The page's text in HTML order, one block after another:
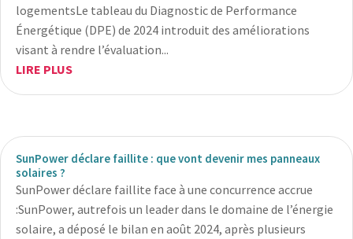
logementsLe tableau du Diagnostic de Performance
Énergétique (DPE) de 2024 introduit des améliorations
visant à rendre l’évaluation...
LIRE PLUS
SunPower déclare faillite : que vont devenir mes panneaux
solaires ?
SunPower déclare faillite face à une concurrence accrue
:SunPower, autrefois un leader dans le domaine de l’énergie
solaire, a déposé le bilan en août 2024, après plusieurs